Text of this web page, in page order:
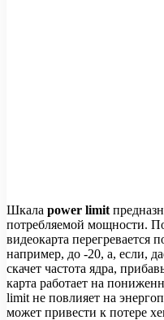
Шкала power limit
потребляемой мощности.
видеокарта перегревается
например, до -20, а, если,
скачет частота ядра,
карта работает на
limit не повлияет на
может привести к потере